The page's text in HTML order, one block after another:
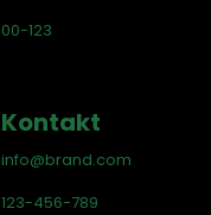
00-123
Kontakt
info@brand.com
123-456-789